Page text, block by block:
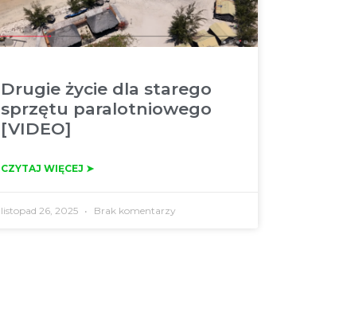
Drugie życie dla starego
sprzętu paralotniowego
[VIDEO]
CZYTAJ WIĘCEJ ➤
listopad 26, 2025 Brak komentarzy